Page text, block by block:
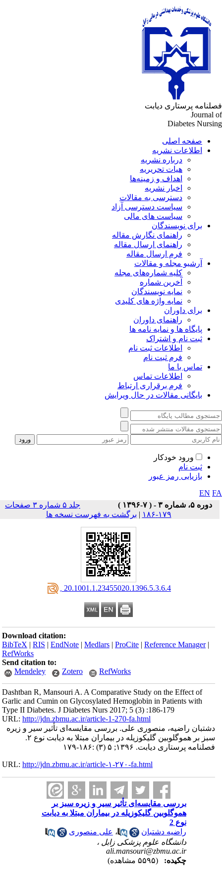
پرستاری دیابت
Journal
Diabetes
صفحه اصلی
اطلاعات نشریه
درباره نشریه
هیات تحریریه
اهداف و زمینه‌ها
اخبار نشریه
دسترسی به مقالات
سیاست دسترسی آزاد
سیاست های مالی
برای نویسندگان
راهنمای نگارش مقاله
راهنمای ارسال مقاله
فرم ارسال مقاله
آرشیو مجله و مقالات
کلیه شماره‌های مجله
آخرین شماره
نمایه نویسندگان
نمایه واژه های کلیدی
برای داوران
راهنمای داوران
پایگاه ها و نمایه نامه ها
ثبت نام و اشتراک
اطلاعات ثبت نام
فرم ثبت نام
تماس با ما
اطلاعات تماس
فرم برقراری ارتباط
بایگانی مقالات در حال ویرایش
ورود خودکار
ثبت نام
بازیابی رمز عبور
EN
دوره ۵، شماره ۳ - ( ۷-۱۳۹۶ )
جلد ۵ شماره ۳ صفحات
۱۷۹-۱۸۶
| برگشت به فهرست نسخه ها
‎ 20.1001.1.23455020.1396.5.3.6.4
Download citation:
BibTeX |RIS |EndNote |Medlars |ProCite |Reference Manager
RefWorks
Send citation to:
Mendeley
Zotero RefWorks
Dashtban R, Mansouri A. A Comparative Study on the Effect of
Garlic and Cumin on Glycosylated Hemoglobin in Patients with
Type II Diabetes. J Diabetes Nurs 2017; 5 (3) :186-179
URL:http://jdn.zbmu.ac.ir/article-1-270-fa.html
دشتبان راضیه، منصوری علی. بررسی مقایسه‌ای تأثیر سیر و زیره
سبز بر هموگلوبین گلیکوزیله در بیماران مبتلا به دیابت نوع ۲.
فصلنامه پرستاری دیابت. ۱۳۹۶; ۵ (۳) :۱۸۶-۱۷۹
URL:http://jdn.zbmu.ac.ir/article-۱-۲۷۰-fa.html
بررسی مقایسه‌ای تأثیر سیر و زیره سبز بر
هموگلوبین گلیکوزیله در بیماران مبتلا به دیابت
نوع 2
راضیه دشتبان
،علی منصوری
دانشگاه علوم پزشکی زابل ،
ali.mansouri@zbmu.ac.ir
چکیده: